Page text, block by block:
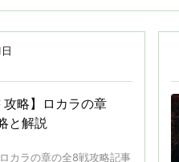
攻略】ロカラの章
と解説
カラの章の全8戦攻略記事